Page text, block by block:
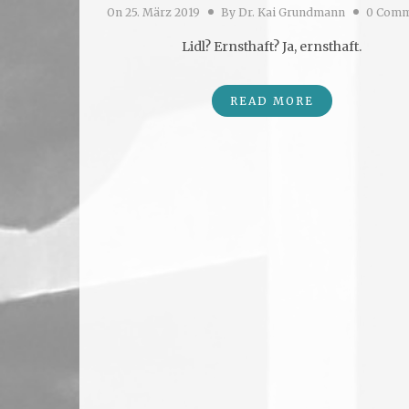
On 25. März 2019 By Dr. Kai Grundmann 0
Lidl? Ernsthaft? Ja, ernsthaft.
READ MORE